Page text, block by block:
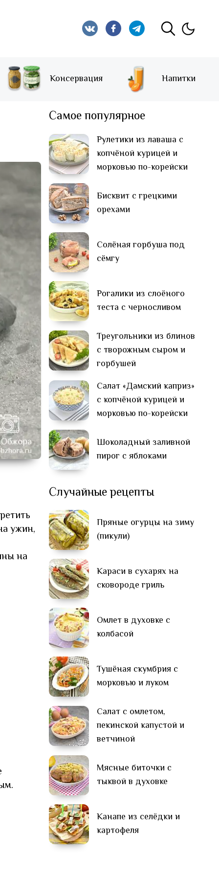
Консервация Напитки
ужин,
на
Самое популярное
Рулетики из лаваша с
копчёной курицей и
морковью по-корейски
Бисквит с грецкими
орехами
Солёная горбуша под
сёмгу
Рогалики из слоёного
теста с черносливом
Треугольники из блинов
с творожным сыром и
горбушей
Салат «Дамский каприз»
с копчёной курицей и
морковью по-корейски
Шоколадный заливной
пирог с яблоками
Случайные рецепты
Пряные огурцы на зиму
(пикули)
Караси в сухарях на
сковороде гриль
Омлет в духовке с
колбасой
Тушёная скумбрия с
морковью и луком
Салат с омлетом,
пекинской капустой и
ветчиной
Мясные биточки с
тыквой в духовке
Канапе из селёдки и
картофеля